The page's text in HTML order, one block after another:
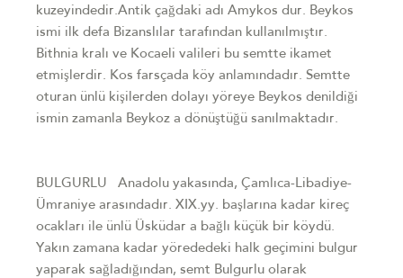
kuzeyindedir.Antik çağdaki adı Amykos dur. Beykos
ismi ilk defa Bizanslılar tarafından kullanılmıştır.
Bithnia kralı ve Kocaeli valileri bu semtte ikamet
etmişlerdir. Kos farsçada köy anlamındadır. Semtte
oturan ünlü kişilerden dolayı yöreye Beykos denildiği
ismin zamanla Beykoz a dönüştüğü sanılmaktadır.
BULGURLU Anadolu yakasında, Çamlıca-Libadiye-
Ümraniye arasındadır. XIX.yy. başlarına kadar kireç
ocakları ile ünlü Üsküdar a bağlı küçük bir köydü.
Yakın zamana kadar yörededeki halk geçimini bulgur
yaparak sağladığından, semt Bulgurlu olarak